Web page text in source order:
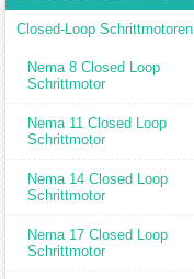
Closed-Loop Schrittmotoren
Nema 8 Closed Loop
Schrittmotor
Nema 11 Closed Loop
Schrittmotor
Nema 14 Closed Loop
Schrittmotor
Nema 17 Closed Loop
Schrittmotor